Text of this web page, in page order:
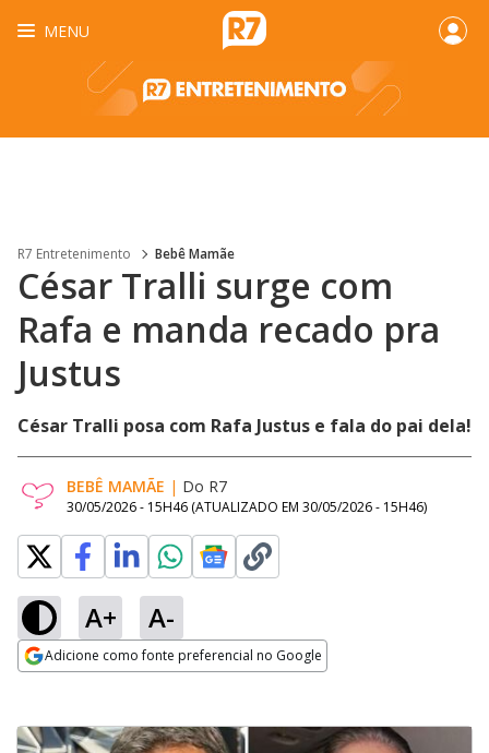
MENU
R7 Entretenimento Bebê Mamãe
César Tralli surge com
Rafa e manda recado pra
Justus
César Tralli posa com Rafa Justus e fala do pai dela!
BEBÊ MAMÃE | Do R7
30/05/2026 - 15H46 (ATUALIZADO EM 30/05/2026 - 15H46)
A+ A-
Adicione como fonte preferencial no Google